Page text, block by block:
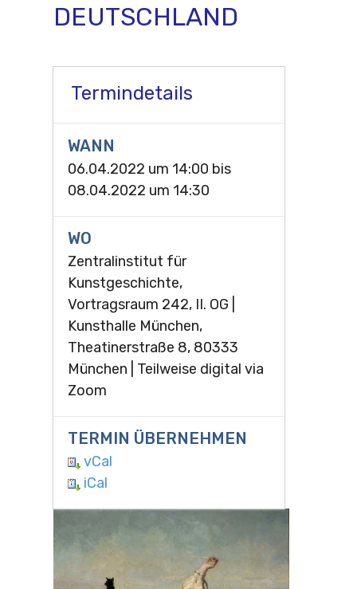
DEUTSCHLAND
Termindetails
WANN
06.04.2022 um 14:00 bis
08.04.2022 um 14:30
WO
Zentralinstitut für
Kunstgeschichte,
Vortragsraum 242, II. OG |
Kunsthalle München,
Theatinerstraße 8, 80333
München | Teilweise digital via
Zoom
TERMIN ÜBERNEHMEN
vCal
iCal